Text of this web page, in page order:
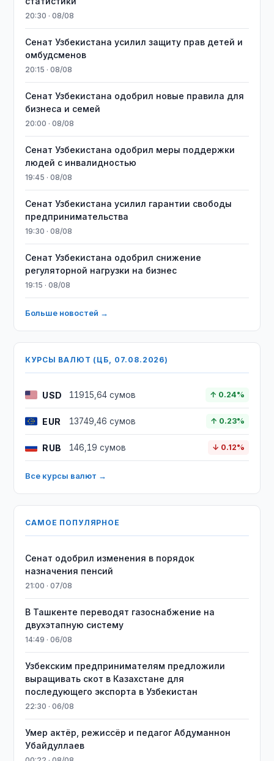
20:30 · 08/08
Сенат Узбекистана усилил защиту прав детей и
омбудсменов
20:15 · 08/08
Сенат Узбекистана одобрил новые правила для
бизнеса и семей
20:00 · 08/08
Сенат Узбекистана одобрил меры поддержки
людей с инвалидностью
19:45 · 08/08
Сенат Узбекистана усилил гарантии свободы
предпринимательства
19:30 · 08/08
Сенат Узбекистана одобрил снижение
регуляторной нагрузки на бизнес
19:15 · 08/08
Больше новостей →
КУРСЫ ВАЛЮТ (ЦБ, 07.08.2026)
USD 11915,64 сумов ↑ 0.24%
EUR 13749,46 сумов ↑ 0.23%
RUB 146,19 сумов ↓ 0.12%
Все курсы валют →
САМОЕ ПОПУЛЯРНОЕ
Сенат одобрил изменения в порядок
назначения пенсий
21:00 · 07/08
В Ташкенте переводят газоснабжение на
двухэтапную систему
14:49 · 06/08
Узбекским предпринимателям предложили
выращивать скот в Казахстане для
последующего экспорта в Узбекистан
22:30 · 06/08
Умер актёр, режиссёр и педагог Абдуманнон
Убайдуллаев